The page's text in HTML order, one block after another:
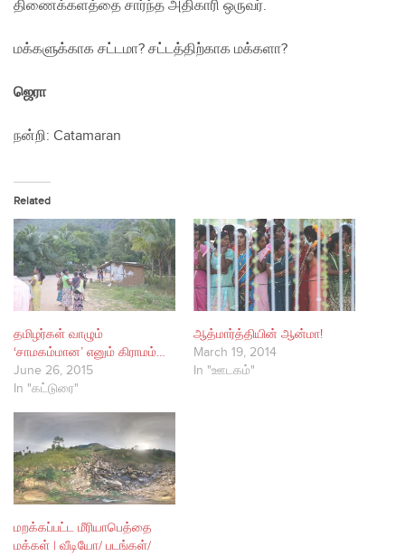
திணைக்களத்தை சார்ந்த அதிகாரி ஒருவர்.
மக்களுக்காக சட்டமா? சட்டத்திற்காக மக்களா?
ஜெரா
நன்றி: Catamaran
Related
தமிழர்கள் வாழும்
‘சாமகம்மான’ எனும் கிராமம்…
June 26, 2015
In "கட்டுரை"
ஆத்மார்த்தியின் ஆன்மா!
March 19, 2014
In "ஊடகம்"
மறக்கப்பட்ட மீரியாபெத்தை
மக்கள் | வீடியோ/ படங்கள்/